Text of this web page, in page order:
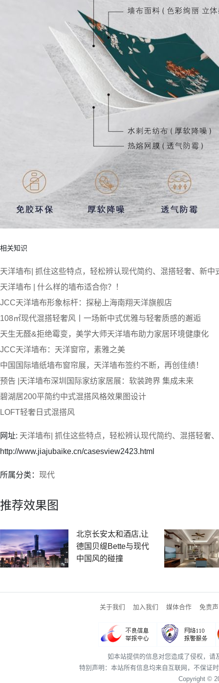
相关知识
天洋墙布| 抓住这些特点，轻松辨认现代简约、混搭轻奢、新中
天洋墙布 | 什么样的墙布适合你？！
JCC天洋墙布形象标杆：探秘上海南翔天洋旗舰店
108㎡现代混搭轻奢风丨一场新中式优雅与轻奢质感的邂逅
天生无醛&拒绝霉变，美学大师天洋墙布助力家居环境健康化
JCC天洋墙布：天洋窗帘，素雅之美
中国国际墙纸墙布窗帘展，天洋墙布签约不断，再创佳绩！
预告 |天洋墙布深圳国际家纺家居展：软装跨界 集成未来
碧湖居200平简约中式混搭风格效果图设计
LOFT轻奢日式混搭风
网址: 天洋墙布| 抓住这些特点，轻松辨认现代简约、混搭轻奢
http://www.jiajubaike.cn/casesview2423.html
所属分类： 现代
推荐效果图
北京长安太和酒店,让
德国贝缇Bette与现代
中国风的碰撞
关于我们 加入我们 媒体合作 免责
如本站提供的信息对您造成了侵权，
特别声明：本站所有信息均来自互联网，不保证
Copyright ©